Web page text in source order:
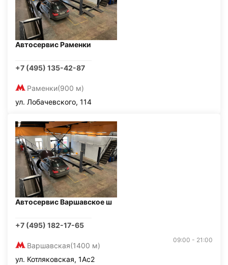
Автосервис Раменки
+7 (495) 135-42-87
Раменки(900 м)
ул. Лобачевского, 114
Автосервис Варшавское ш
+7 (495) 182-17-65
Варшавская(1400 м)
09:00 - 21:00
ул. Котляковская, 1Ас2